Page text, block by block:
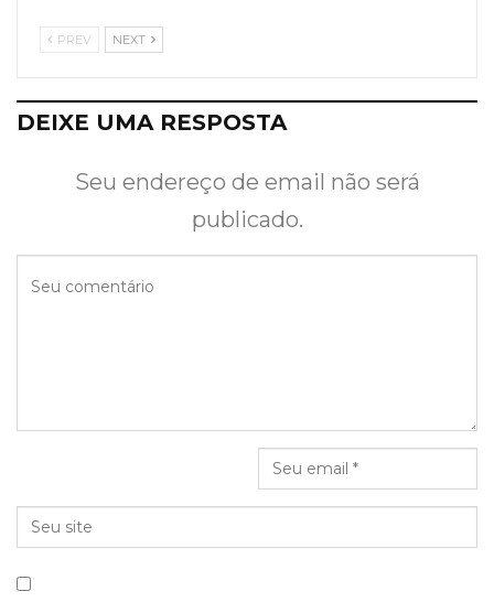
PREV NEXT
DEIXE UMA RESPOSTA
Seu endereço de email não será
publicado.